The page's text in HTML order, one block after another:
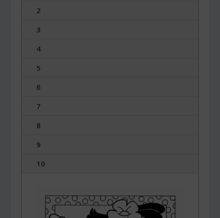
2
3
4
5
6
7
8
9
10